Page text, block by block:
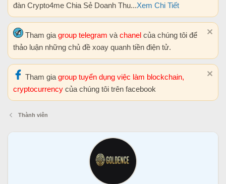
đàn Crypto4me Chia Sẻ Doanh Thu...Xem Chi Tiết
Tham gia group telegram và chanel của chúng tôi để
thảo luận những chủ đề xoay quanh tiền điện tử.
Tham gia group tuyển dụng việc làm blockchain,
cryptocurrency của chúng tôi trên facebook
Thành viên